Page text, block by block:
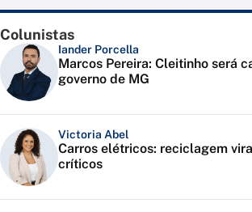
Colunistas
Iander Porcella
Marcos Pereira: Cleitinho será
governo de MG
Victoria Abel
Carros elétricos: reciclagem
críticos